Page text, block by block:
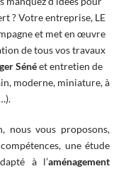
? Votre entreprise, LE
et met en œuvre
de tous vos travaux
Sénéet entretien de
moderne, miniature, à
nous vous proposons,
une étude
à l’aménagement